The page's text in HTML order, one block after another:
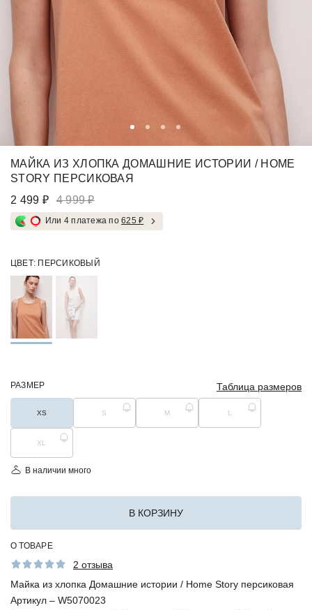
МАЙКА ИЗ ХЛОПКА ДОМАШНИЕ ИСТОРИИ / HOME
STORY ПЕРСИКОВАЯ
2 499 ₽
4 999 ₽
Или 4 платежа по625 ₽
ЦВЕТ: ПЕРСИКОВЫЙ
РАЗМЕР Таблица размеров
XS S M L
XL
В наличии много
В КОРЗИНУ
О ТОВАРЕ
2 отзыва
Майка из хлопка Домашние истории / Home Story персиковая
Артикул – W5070023